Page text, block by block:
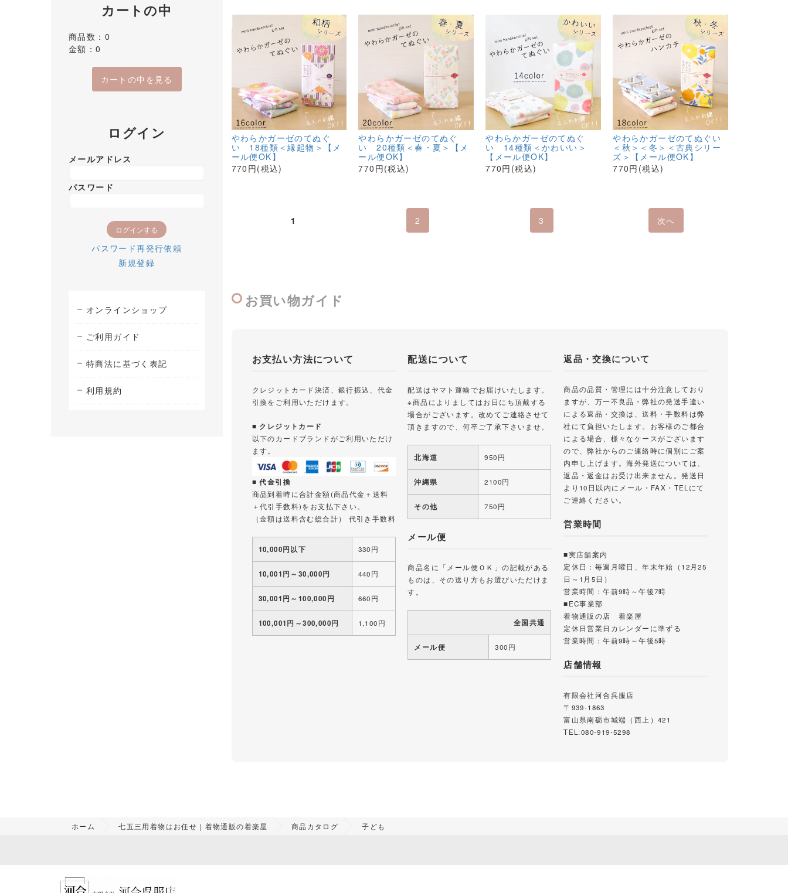
カートの中
商品数：0
金額：0
カートの中を見る
ログイン
メールアドレス
パスワード
パスワード再発行依頼
新規登録
オンラインショップ
ご利用ガイド
特商法に基づく表記
利用規約
やわらかガーゼのてぬぐ
い 18種類＜縁起物＞【メ
ール便OK】
770円(税込)
やわらかガーゼのてぬぐ
い 20種類＜春・夏＞【メ
ール便OK】
770円(税込)
やわらかガーゼのてぬぐ
い 14種類＜かわいい＞
【メール便OK】
770円(税込)
やわらかガーゼのてぬぐい
＜秋＞＜冬＞＜古典シリー
ズ＞【メール便OK】
770円(税込)
1 2 3 次へ
お買い物ガイド
お支払い方法について
クレジットカード決済、銀行振込、代金
引換をご利用いただけます。
■ クレジットカード
以下のカードブランドがご利用いただけ
ます。
■ 代金引換
商品到着時に合計金額(商品代金＋送料
＋代引手数料)をお支払下さい。
（金額は送料含む総合計） 代引き手数料
10,000円以下 330円
10,001円～30,000円 440円
30,001円～100,000円 660円
100,001円～300,000円 1,100円
配送について
配送はヤマト運輸でお届けいたします。
※商品によりましてはお日にち頂戴する
場合がございます。改めてご連絡させて
頂きますので、何卒ご了承下さいませ。
北海道 950円
沖縄県 2100円
その他 750円
メール便
商品名に「メール便ＯＫ」の記載がある
ものは、その送り方もお選びいただけま
す。
全国共通
メール便 300円
返品・交換について
商品の品質・管理には十分注意しており
ますが、万一不良品・弊社の発送手違い
による返品・交換は、送料・手数料は弊
社にて負担いたします。お客様のご都合
による場合、様々なケースがございます
ので、弊社からのご連絡時に個別にご案
内申し上げます。海外発送については、
返品・返金はお受け出来ません。発送日
より10日以内にメール・FAX・TELにて
ご連絡ください。
営業時間
■実店舗案内
定休日：毎週月曜日、年末年始（12月25
日～1月5日）
営業時間：午前9時～午後7時
■EC事業部
着物通販の店 着楽屋
定休日営業日カレンダーに準ずる
営業時間：午前9時～午後5時
店舗情報
有限会社河合呉服店
〒939-1863
富山県南砺市城端（西上）421
TEL:080-919-5298
ホーム 七五三用着物はお任せ｜着物通販の着楽屋 商品カタログ 子ども